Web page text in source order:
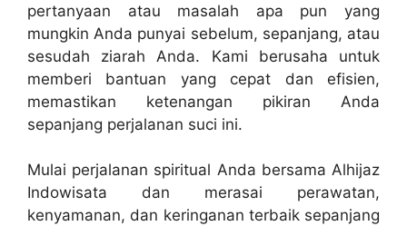
pertanyaan atau masalah apa pun yang
mungkin Anda punyai sebelum, sepanjang, atau
sesudah ziarah Anda. Kami berusaha untuk
memberi bantuan yang cepat dan efisien,
memastikan ketenangan pikiran Anda
sepanjang perjalanan suci ini.
Mulai perjalanan spiritual Anda bersama Alhijaz
Indowisata dan merasai perawatan,
kenyamanan, dan keringanan terbaik sepanjang